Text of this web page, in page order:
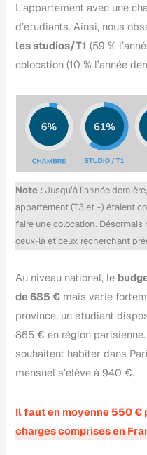
L’appartement avec une
d’étudiants. Ainsi, nous
les studios/T1 (59 %
colocation (10 % l’année
Note : Jusqu’à l’année
appartement (T3 et +) étaient
faire une colocation.
ceux-là et ceux recherchant
Au niveau national, le
de 685 € mais varie
province, un étudiant
865 € en région
souhaitent habiter dans
mensuel s’élève à 940 €.
Il faut en moyenne 550 €
charges comprises en